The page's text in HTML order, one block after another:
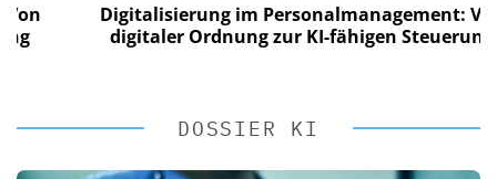
Digitalisierung im Personalmanagement: Von
digitaler Ordnung zur KI-fähigen Steuerung
DOSSIER KI